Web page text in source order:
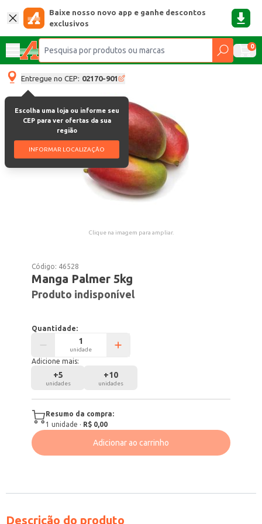
Baixe nosso novo app e ganhe descontos
exclusivos
0
Entregue no CEP: 02170-901
Escolha uma loja ou informe seu
CEP para ver ofertas da sua
região
INFORMAR LOCALIZAÇÃO
Clique na imagem para ampliar.
Código: 46528
Manga Palmer 5kg
Produto indisponível
Quantidade:
unidade
Adicione mais:
+5
unidades
+10
unidades
Resumo da compra:
1 unidade · R$ 0,00
Adicionar ao carrinho
Descrição do produto